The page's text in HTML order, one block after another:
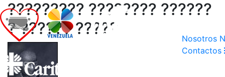
Nosotros
Contactos
????????? ???????? ??????
? ?????? ?????